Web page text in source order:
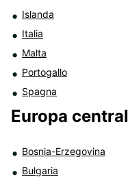
Islanda
Italia
Malta
Portogallo
Spagna
Europa
Bosnia-Erzegovina
Bulgaria